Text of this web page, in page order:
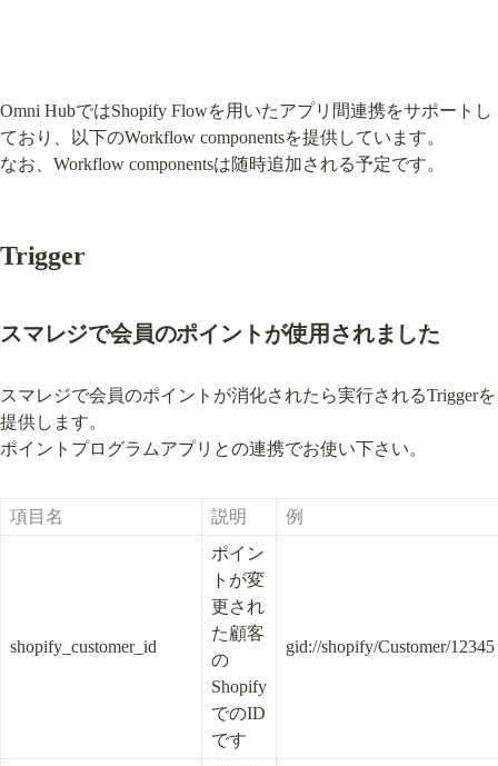
Omni HubではShopify Flowを用いたアプリ間連携をサポートし
ており、以下のWorkflow componentsを提供しています。
なお、Workflow componentsは随時追加される予定です。
Trigger
スマレジで会員のポイントが使用されました
スマレジで会員のポイントが消化されたら実行されるTriggerを
提供します。
ポイントプログラムアプリとの連携でお使い下さい。
項目名 説明 例
shopify_customer_id
ポイン
トが変
更され
た顧客
の
Shopify
でのID
です
gid://shopify/Customer/12345